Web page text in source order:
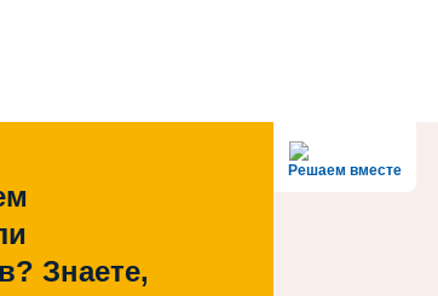
Решаем вместе
Знаете,